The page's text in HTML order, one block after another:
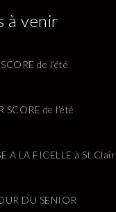
à venir
de l’été
de l’été
A LA FICELLE à St Clair
DU SENIOR